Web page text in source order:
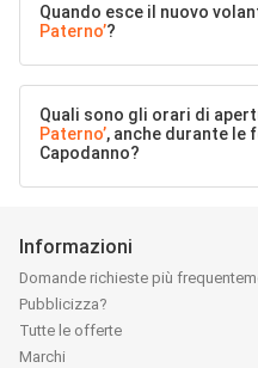
Quando esce il nuovo
Paterno’?
Quali sono gli orari di
Paterno’, anche durante le
Capodanno?
Informazioni
Domande richieste più
Pubblicizza?
Tutte le offerte
Marchi